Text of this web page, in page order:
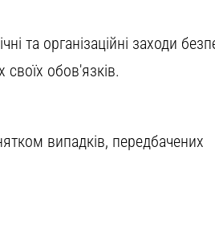
та організаційні заходи
обов'язків.
випадків, передбачених